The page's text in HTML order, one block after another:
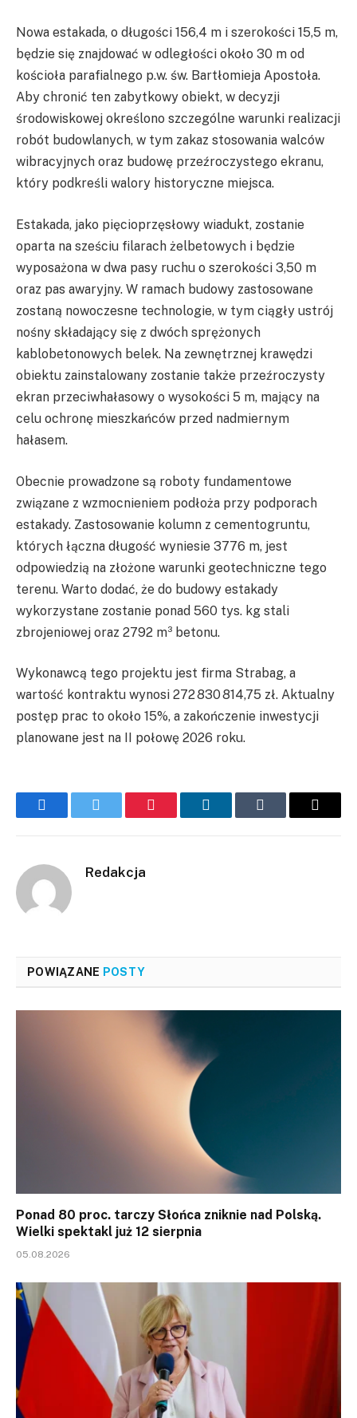
Nowa estakada, o długości 156,4 m i szerokości 15,5 m,
będzie się znajdować w odległości około 30 m od
kościoła parafialnego p.w. św. Bartłomieja Apostoła.
Aby chronić ten zabytkowy obiekt, w decyzji
środowiskowej określono szczególne warunki realizacji
robót budowlanych, w tym zakaz stosowania walców
wibracyjnych oraz budowę przeźroczystego ekranu,
który podkreśli walory historyczne miejsca.
Estakada, jako pięcioprzęsłowy wiadukt, zostanie
oparta na sześciu filarach żelbetowych i będzie
wyposażona w dwa pasy ruchu o szerokości 3,50 m
oraz pas awaryjny. W ramach budowy zastosowane
zostaną nowoczesne technologie, w tym ciągły ustrój
nośny składający się z dwóch sprężonych
kablobetonowych belek. Na zewnętrznej krawędzi
obiektu zainstalowany zostanie także przeźroczysty
ekran przeciwhałasowy o wysokości 5 m, mający na
celu ochronę mieszkańców przed nadmiernym
hałasem.
Obecnie prowadzone są roboty fundamentowe
związane z wzmocnieniem podłoża przy podporach
estakady. Zastosowanie kolumn z cementogruntu,
których łączna długość wyniesie 3776 m, jest
odpowiedzią na złożone warunki geotechniczne tego
terenu. Warto dodać, że do budowy estakady
wykorzystane zostanie ponad 560 tys. kg stali
zbrojeniowej oraz 2792 m³ betonu.
Wykonawcą tego projektu jest firma Strabag, a
wartość kontraktu wynosi 272 830 814,75 zł. Aktualny
postęp prac to około 15%, a zakończenie inwestycji
planowane jest na II połowę 2026 roku.
FacebookTwitter Pinterest LinkedInTumblr Email
Redakcja
POWIĄZANE POSTY
Ponad 80 proc. tarczy Słońca zniknie nad Polską.
Wielki spektakl już 12 sierpnia
05.08.2026